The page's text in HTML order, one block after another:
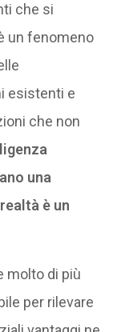
che si
un fenomeno
esistenti e
che non
una
è un
molto di più
per rilevare